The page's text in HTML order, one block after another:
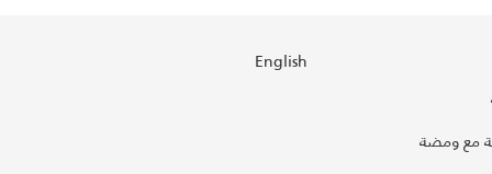
مع ومضة
English